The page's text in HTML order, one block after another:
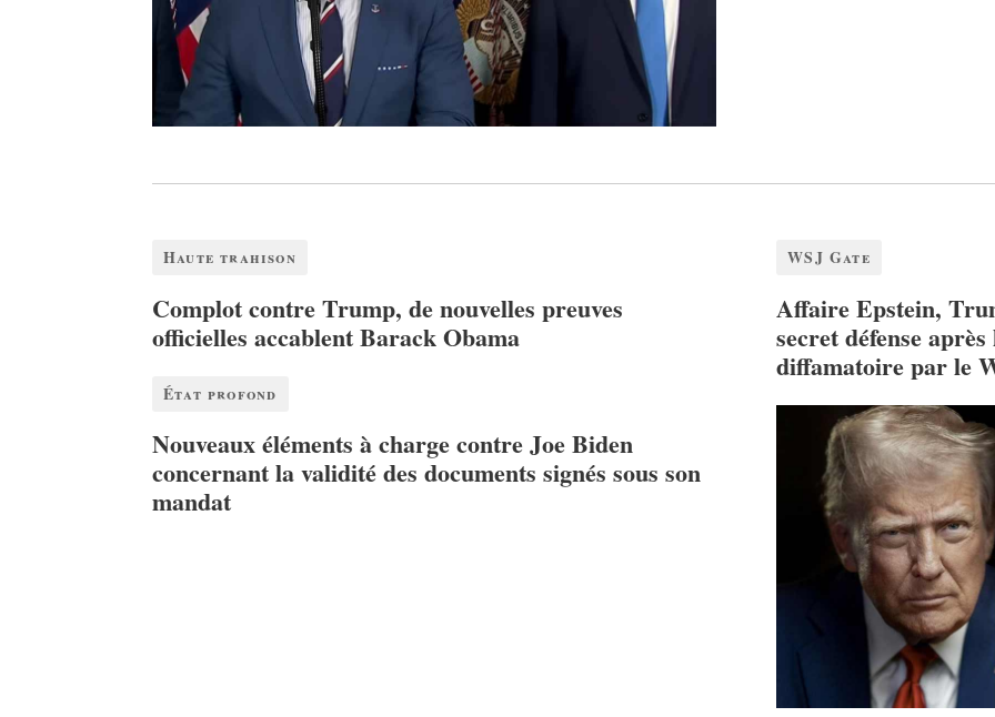
WSJ Gate
Affaire Epstein,
secret défense
diffamatoire par le
Haute trahison
Complot contre Trump, de nouvelles preuves
officielles accablent Barack Obama
État profond
Nouveaux éléments à charge contre Joe Biden
concernant la validité des documents signés sous son
mandat